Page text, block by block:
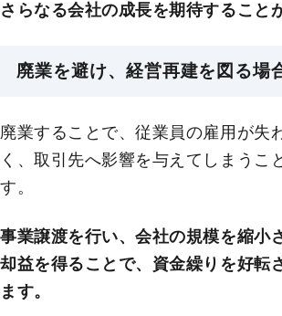
さらなる会社の成長を期待すること
廃業を避け、経営再建を図る場
廃業することで、従業員の雇用が失
く、取引先へ影響を与えてしまうこ
す。
事業譲渡を行い、会社の規模を縮小
却益を得ることで、資金繰りを好転
ます。